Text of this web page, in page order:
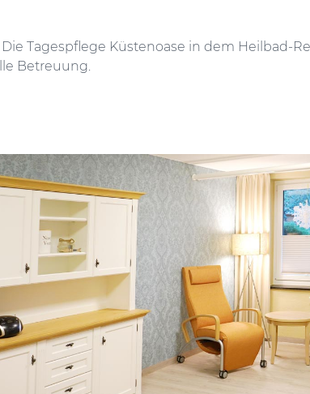
Tagespflege Küstenoase in dem Heilbad-
Betreuung.